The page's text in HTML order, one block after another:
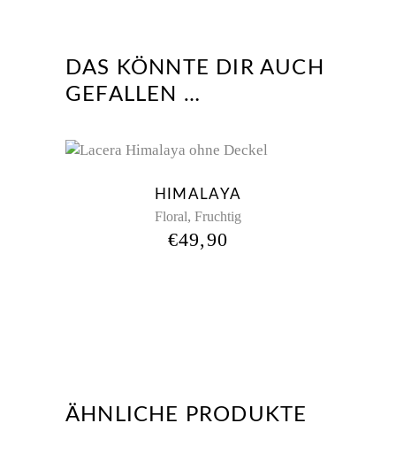
DAS KÖNNTE DIR AUCH
GEFALLEN …
HIMALAYA
Floral, Fruchtig
€49,90
ÄHNLICHE PRODUKTE